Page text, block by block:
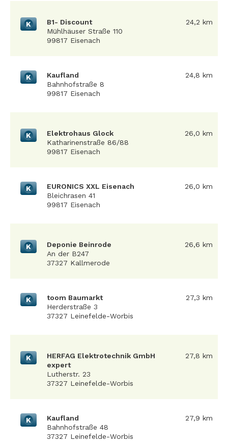
K
B1- Discount
Mühlhäuser Straße 110
99817 Eisenach
24,2 km
K
Kaufland
Bahnhofstraße 8
99817 Eisenach
24,8 km
K
Elektrohaus Glock
Katharinenstraße 86/88
99817 Eisenach
26,0 km
K
EURONICS XXL Eisenach
Bleichrasen 41
99817 Eisenach
26,0 km
K
Deponie Beinrode
An der B247
37327 Kallmerode
26,6 km
K
toom Baumarkt
Herderstraße 3
37327 Leinefelde-Worbis
27,3 km
K
HERFAG Elektrotechnik GmbH
expert
Lutherstr. 23
37327 Leinefelde-Worbis
27,8 km
K
Kaufland
Bahnhofstraße 48
37327 Leinefelde-Worbis
27,9 km